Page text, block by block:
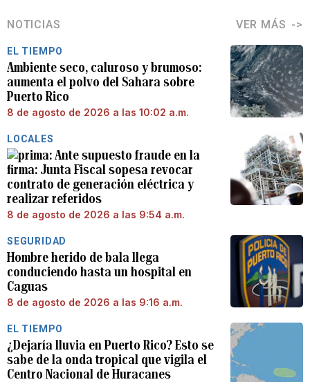
NOTICIAS VER MÁS
EL TIEMPO
Ambiente seco, caluroso y brumoso:
aumenta el polvo del Sahara sobre
Puerto Rico
8 de agosto de 2026 a las 10:02 a.m.
LOCALES
Ante supuesto fraude en la
firma: Junta Fiscal sopesa revocar
contrato de generación eléctrica y
realizar referidos
8 de agosto de 2026 a las 9:54 a.m.
SEGURIDAD
Hombre herido de bala llega
conduciendo hasta un hospital en
Caguas
8 de agosto de 2026 a las 9:16 a.m.
EL TIEMPO
¿Dejaría lluvia en Puerto Rico? Esto se
sabe de la onda tropical que vigila el
Centro Nacional de Huracanes